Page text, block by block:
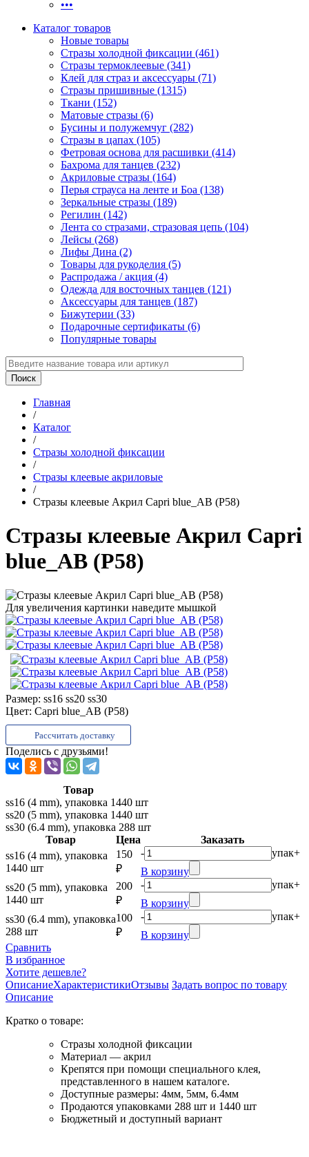
•••
Каталог товаров
Новые товары
Стразы холодной фиксации (461)
Стразы термоклеевые (341)
Клей для страз и аксессуары (71)
Стразы пришивные (1315)
Ткани (152)
Матовые стразы (6)
Бусины и полужемчуг (282)
Стразы в цапах (105)
Фетровая основа для расшивки (414)
Бахрома для танцев (232)
Акриловые стразы (164)
Перья страуса на ленте и Боа (138)
Зеркальные стразы (189)
Регилин (142)
Лента со стразами, стразовая цепь (104)
Лейсы (268)
Лифы Дина (2)
Товары для рукоделия (5)
Распродажа / акция (4)
Одежда для восточных танцев (121)
Аксессуары для танцев (187)
Бижутерии (33)
Подарочные сертификаты (6)
Популярные товары
Главная
/
Каталог
/
Стразы холодной фиксации
/
Стразы клеевые акриловые
/
Стразы клеевые Акрил Capri blue_AB (P58)
Стразы клеевые Акрил Capri
blue_AB (P58)
Для увеличения картинки наведите мышкой
Размер: ss16 ss20 ss30
Цвет: Capri blue_AB (P58)
Рассчитать доставку
Поделись с друзьями!
Товар
ss16 (4 mm), упаковка 1440 шт
ss20 (5 mm), упаковка 1440 шт
ss30 (6.4 mm), упаковка 288 шт
Товар
Цена
Заказать
ss16 (4 mm), упаковка
1440 шт
150
₽
- упак+
В корзину
ss20 (5 mm), упаковка
1440 шт
200
₽
- упак+
В корзину
ss30 (6.4 mm), упаковка
288 шт
100
₽
- упак+
В корзину
Сравнить
В избранное
Хотите дешевле?
ОписаниеХарактеристикиОтзывы Задать вопрос по товару
Описание
Кратко о товаре:
Стразы холодной фиксации
Материал — акрил
Крепятся при помощи специального клея,
представленного в нашем каталоге.
Доступные размеры: 4мм, 5мм, 6.4мм
Продаются упаковками 288 шт и 1440 шт
Бюджетный и доступный вариант